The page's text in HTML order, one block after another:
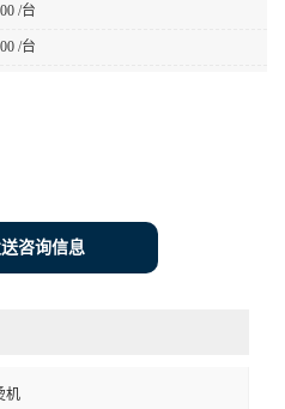
/台
/台
咨询信息
机